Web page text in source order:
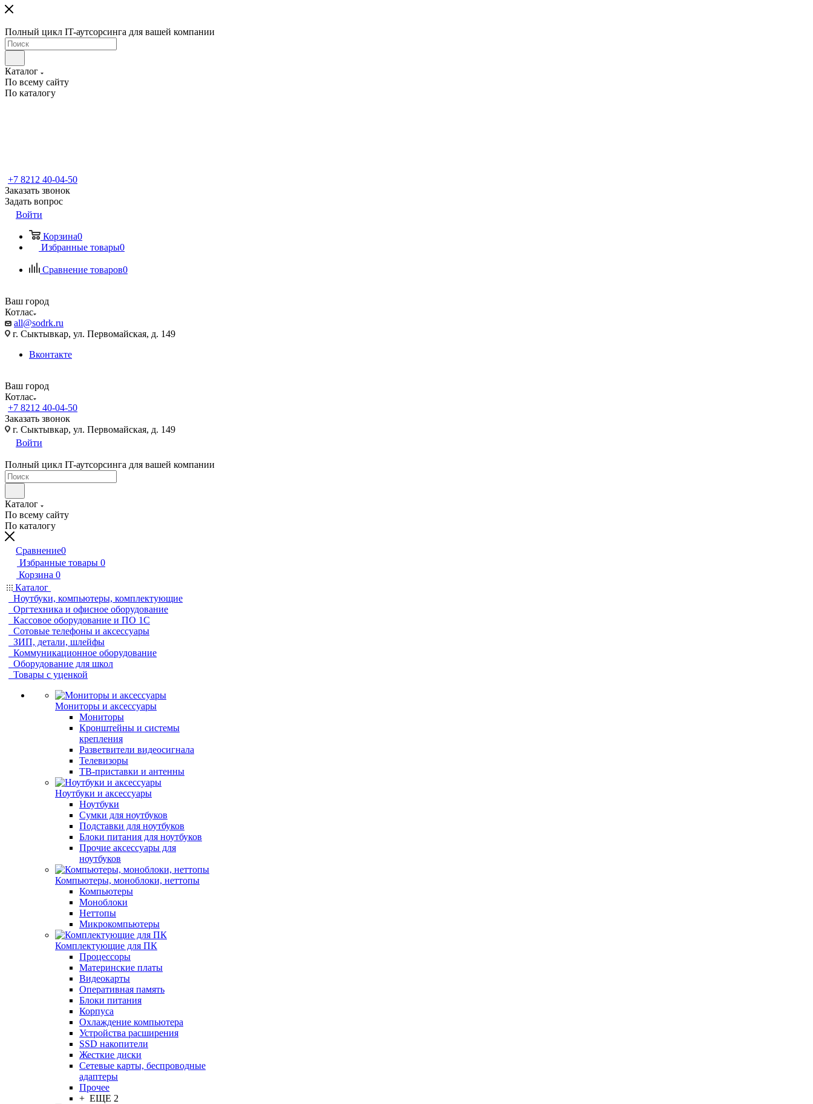
Полный цикл IT-аутсорсинга для вашей компании
Каталог
По всему сайту
По каталогу
+7 8212 40-04-50
Заказать звонок
Задать вопрос
Войти
Корзина0
Избранные товары0
Сравнение товаров0
Ваш город
Котлас
all@sodrk.ru
г. Сыктывкар, ул. Первомайская, д. 149
Вконтакте
Ваш город
Котлас
+7 8212 40-04-50
Заказать звонок
г. Сыктывкар, ул. Первомайская, д. 149
Войти
Полный цикл IT-аутсорсинга для вашей компании
Каталог
По всему сайту
По каталогу
Сравнение0
Избранные товары 0
Корзина 0
Каталог
Ноутбуки, компьютеры, комплектующие
Оргтехника и офисное оборудование
Кассовое оборудование и ПО 1С
Сотовые телефоны и аксессуары
ЗИП, детали, шлейфы
Коммуникационное оборудование
Оборудование для школ
Товары с уценкой
Мониторы и аксессуары
Мониторы
Кронштейны и системы
крепления
Разветвители видеосигнала
Телевизоры
ТВ-приставки и антенны
Ноутбуки и аксессуары
Ноутбуки
Сумки для ноутбуков
Подставки для ноутбуков
Блоки питания для ноутбуков
Прочие аксессуары для
ноутбуков
Компьютеры, моноблоки, неттопы
Компьютеры
Моноблоки
Неттопы
Микрокомпьютеры
Комплектующие для ПК
Процессоры
Материнские платы
Видеокарты
Оперативная память
Блоки питания
Корпуса
Охлаждение компьютера
Устройства расширения
SSD накопители
Жесткие диски
Сетевые карты, беспроводные
адаптеры
Прочее
+ ЕЩЕ 2